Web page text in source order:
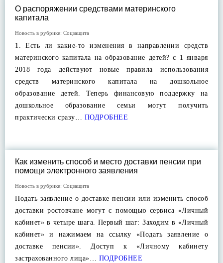
О распоряжении средствами материнского
капитала
Новость в рубрике: Соцзащита
1. Есть ли какие-то изменения в направлении средств
материнского капитала на образование детей? с 1 января
2018 года действуют новые правила использования
средств материнского капитала на дошкольное
образование детей. Теперь финансовую поддержку на
дошкольное образование семьи могут получить
практически сразу… ПОДРОБНЕЕ
Как изменить способ и место доставки пенсии при
помощи электронного заявления
Новость в рубрике: Соцзащита
Подать заявление о доставке пенсии или изменить способ
доставки ростовчане могут с помощью сервиса «Личный
кабинет» в четыре шага. Первый шаг: Заходим в «Личный
кабинет» и нажимаем на ссылку «Подать заявление о
доставке пенсии». Доступ к «Личному кабинету
застрахованного лица»… ПОДРОБНЕЕ